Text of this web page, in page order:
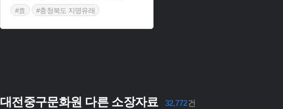
#효
#충청북도 지명유래
대전중구문화원 다른 소장자료 32,772건